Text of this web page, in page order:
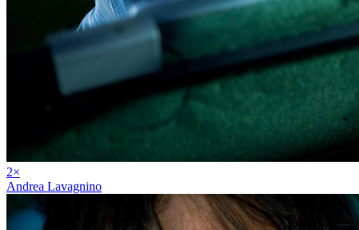
2×
Andrea Lavagnino